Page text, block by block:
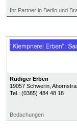
Ihr Partner in Berlin und
Rüdiger Erben
19057 Schwerin,
Tel.: (0385) 484 48 18
Bedachungen